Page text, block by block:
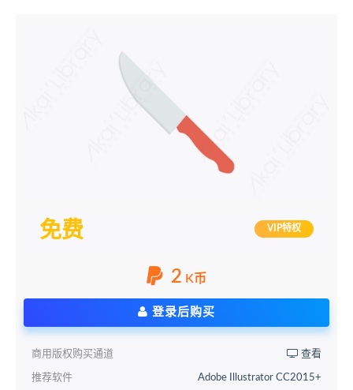
免费 VIP特权
2 K币
登录后购买
商用版权购买通道 查看
推荐软件 Adobe Illustrator CC2015+